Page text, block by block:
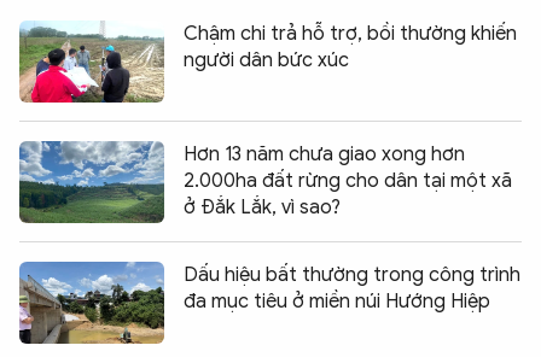
Chậm chi trả hỗ trợ, bồi thường khiến
người dân bức xúc
Hơn 13 năm chưa giao xong hơn
2.000ha đất rừng cho dân tại một xã
ở Đắk Lắk, vì sao?
Dấu hiệu bất thường trong công trình
đa mục tiêu ở miền núi Hướng Hiệp